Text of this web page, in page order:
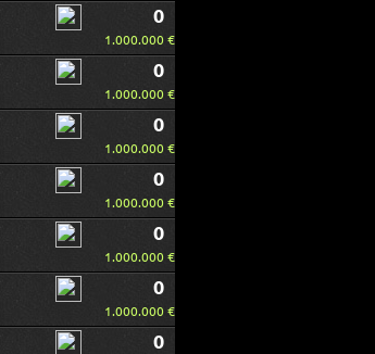
0
1.000.000 €
0
1.000.000 €
0
1.000.000 €
0
1.000.000 €
0
1.000.000 €
0
1.000.000 €
0